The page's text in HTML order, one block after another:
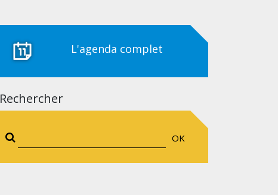
L'agenda complet
Rechercher
OK